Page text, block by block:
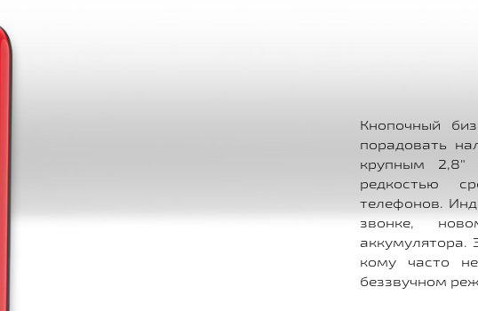
Кнопочный
порадовать
крупным 2,8"
редкостью
телефонов.
звонке,
аккумулятора.
кому часто
беззвучном